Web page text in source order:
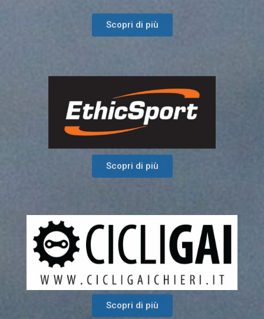
Scopri di più
Scopri di più
Scopri di più